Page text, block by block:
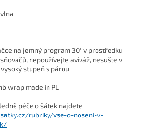
na jemný program 30° v prostředku
nepoužívejte aviváž, nesušte v
stupeň s párou
wrap made in PL
péče o šátek najdete
rubriky/vse-o-noseni-v-